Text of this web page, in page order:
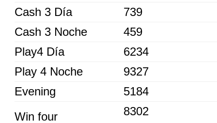
Cash 3 Día
739
Cash 3 Noche
459
Play4 Día
6234
Play 4 Noche
9327
Evening
5184
Win four
8302